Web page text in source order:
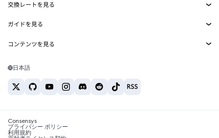
MetaMask Connect
Snaps
Web3サービス
セキュリティ
サポート
キャリア
お問い合わせ
イーサリアムの価格
Solanaの価格
Tetherの価格
交換レートを見る
ETH→USD
USDT→INR
BTC→INR
ETH→USDT
ガイドを見る
ETHの購入
USDTの購入
SHIBの購入
BNBの購入
コンテンツを見る
Solanaウォレット
税制関連ニュース
日本語
Consensys
プライバシー ポリシー
利用規約